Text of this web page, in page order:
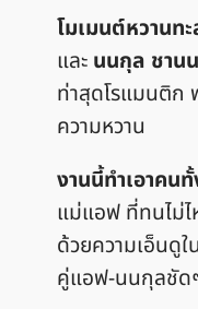
โมเมนต์หวานท
และ นนกุล ชานน
ท่าสุดโรแมนติก
ความหวาน
งานนี้ทำเอาคน
แม่แอฟ ที่ทนไม่
ด้วยความเอ็นดู
คู่แอฟ-นนกุลชัด